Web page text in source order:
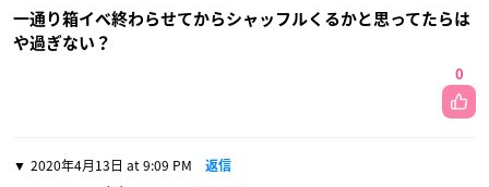
一通り箱イベ終わらせてからシャッフルくるかと思ってたらは
や過ぎない？
0
2020年4月13日 at 9:09 PM 返信